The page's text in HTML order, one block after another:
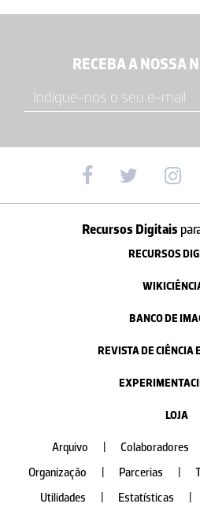
RECEBA A NOSSA
Recursos Digitais
RECURSOS
BANCO DE
REVISTA DE CIÊNCIA
LOJA
Arquivo Colaboradores
Organização
Parcerias
Utilidades
Estatísticas